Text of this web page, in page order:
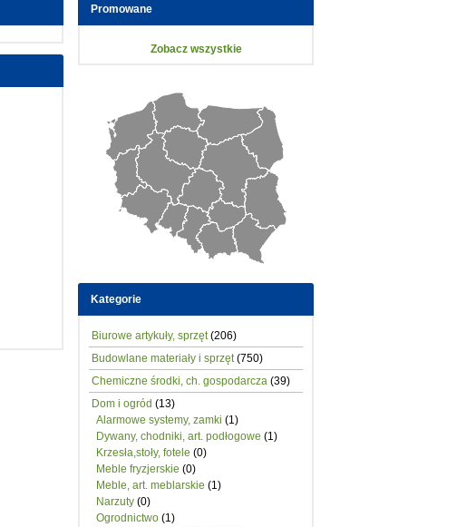
Promowane
Zobacz wszystkie
Kategorie
Biurowe artykuły, sprzęt(206)
Budowlane materiały i sprzęt(750)
Chemiczne środki, ch. gospodarcza (39)
Dom i ogród (13)
Alarmowe systemy, zamki (1)
Dywany, chodniki, art. podłogowe (1)
Krzesła,stoły, fotele (0)
Meble fryzjerskie (0)
Meble, art. meblarskie (1)
Narzuty (0)
Ogrodnictwo (1)